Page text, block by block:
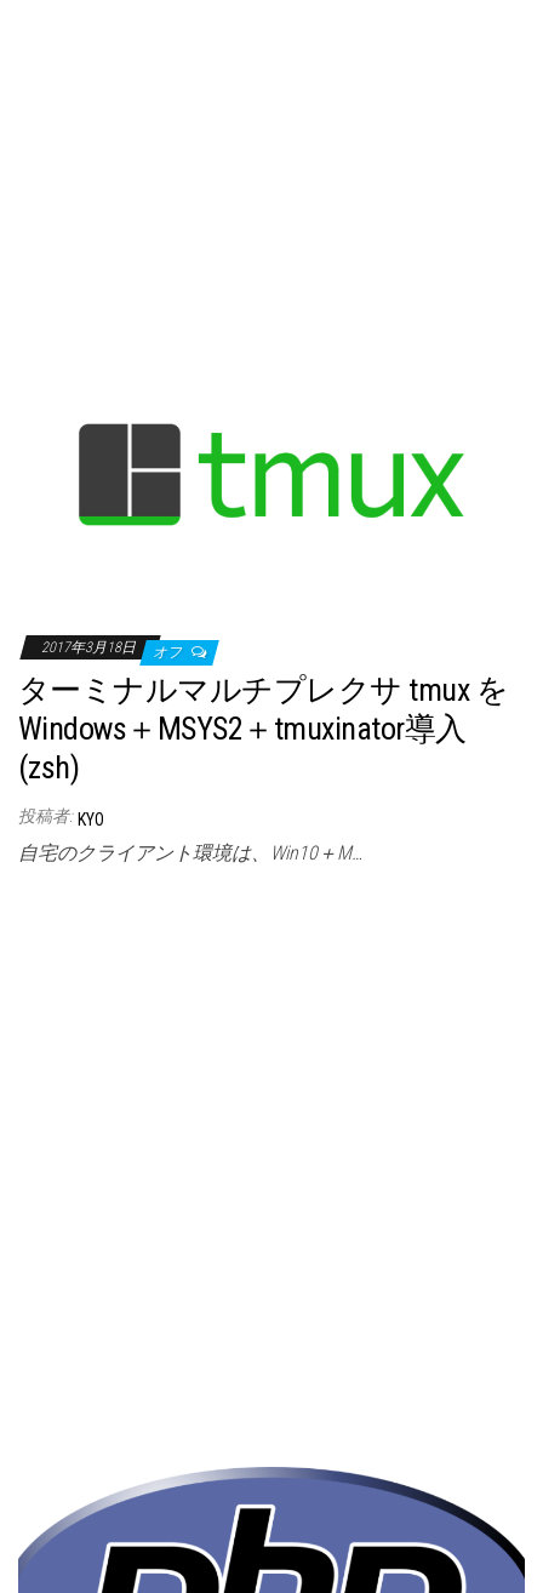
2017年3月18日 オフ
ターミナルマルチプレクサ tmux を
Windows＋MSYS2＋tmuxinator導入
(zsh)
投稿者: KYO
自宅のクライアント環境は、Win10＋M…